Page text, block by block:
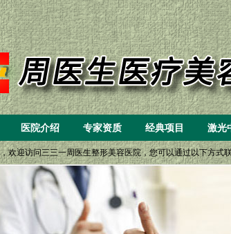
医院介绍 专家资质 经典项目 激光
欢迎访问三三一周医生整形美容医院，您可以通过以下方